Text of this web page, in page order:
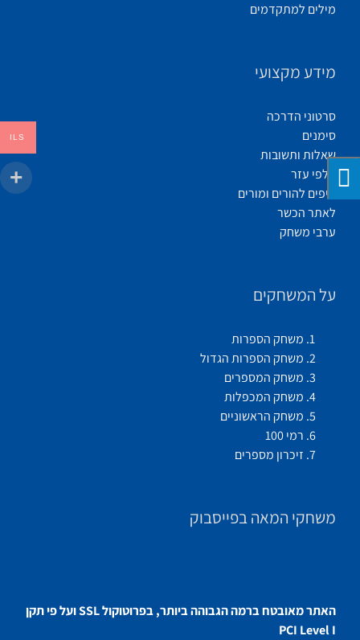
מילים למתקדמים
מידע מקצועי
סרטוני הדרכה
סימנים
שאלות ותשובות
קלפי עזר
טיפים להורים ומורים
לאתר הכשר
ערבי משחק
על המשחקים
משחק הספרות
משחק הספרות הגדול
משחק המספרים
משחק המכפלות
משחק הראשוניים
רמי 100
זיכרון מספרים
משחקי המאה בפייסבוק
האתר מאובטח ברמה הגבוהה ביותר, בפרוטוקול SSL ועל פי תקן
PCI Level I
ILS